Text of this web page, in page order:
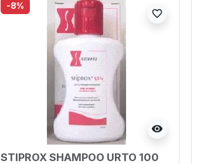
-8%
visibility
favorite_border
STIPROX SHAMPOO URTO 100